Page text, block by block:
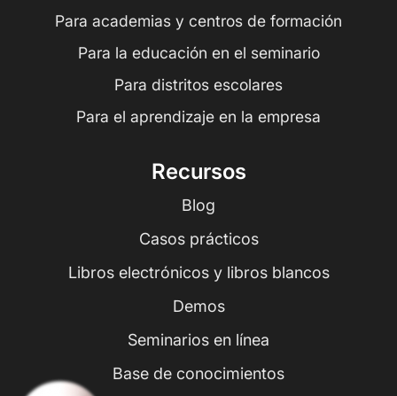
Para academias y centros de formación
Para la educación en el seminario
Para distritos escolares
Para el aprendizaje en la empresa
Recursos
Blog
Casos prácticos
Libros electrónicos y libros blancos
Demos
Seminarios en línea
Base de conocimientos